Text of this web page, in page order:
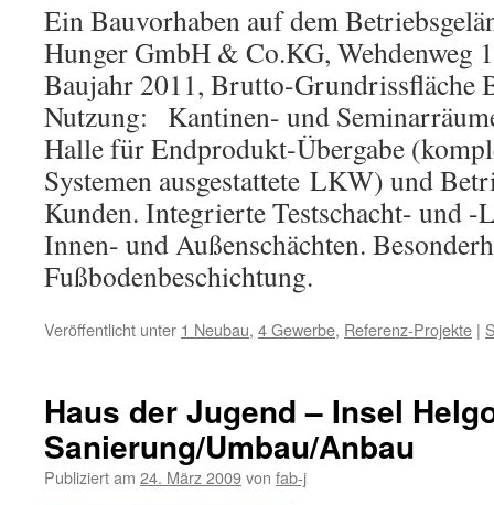
Ein Bauvorhaben auf dem
Hunger GmbH & Co.KG, Wehdenweg
Baujahr 2011, Brutto-Grundrissfläche
Nutzung: Kantinen- und
Halle für Endprodukt-Übergabe
Systemen ausgestattete LKW) und
Kunden. Integrierte Testschacht- und -
Innen- und Außenschächten.
Fußbodenbeschichtung.
Veröffentlicht unter 1 Neubau, 4 Gewerbe, Referenz-Projekte |
Haus der Jugend – Insel
Sanierung/Umbau/Anbau
Publiziert am 24. März 2009von fab-j